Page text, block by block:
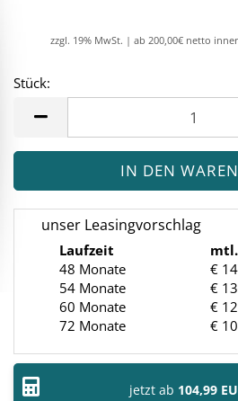
zzgl. 19% MwSt. | ab 200,00€ netto
Stück:
unser Leasingvorschlag
Laufzeit
48 Monate
€
54 Monate
€
60 Monate
€
72 Monate
€
jetzt ab 104,99